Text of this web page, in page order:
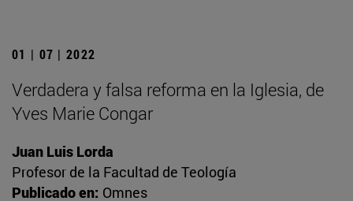
01 | 07 | 2022
Verdadera y falsa reforma en la Iglesia, de
Yves Marie Congar
Juan Luis Lorda
Profesor de la Facultad de Teología
Publicado en: Omnes